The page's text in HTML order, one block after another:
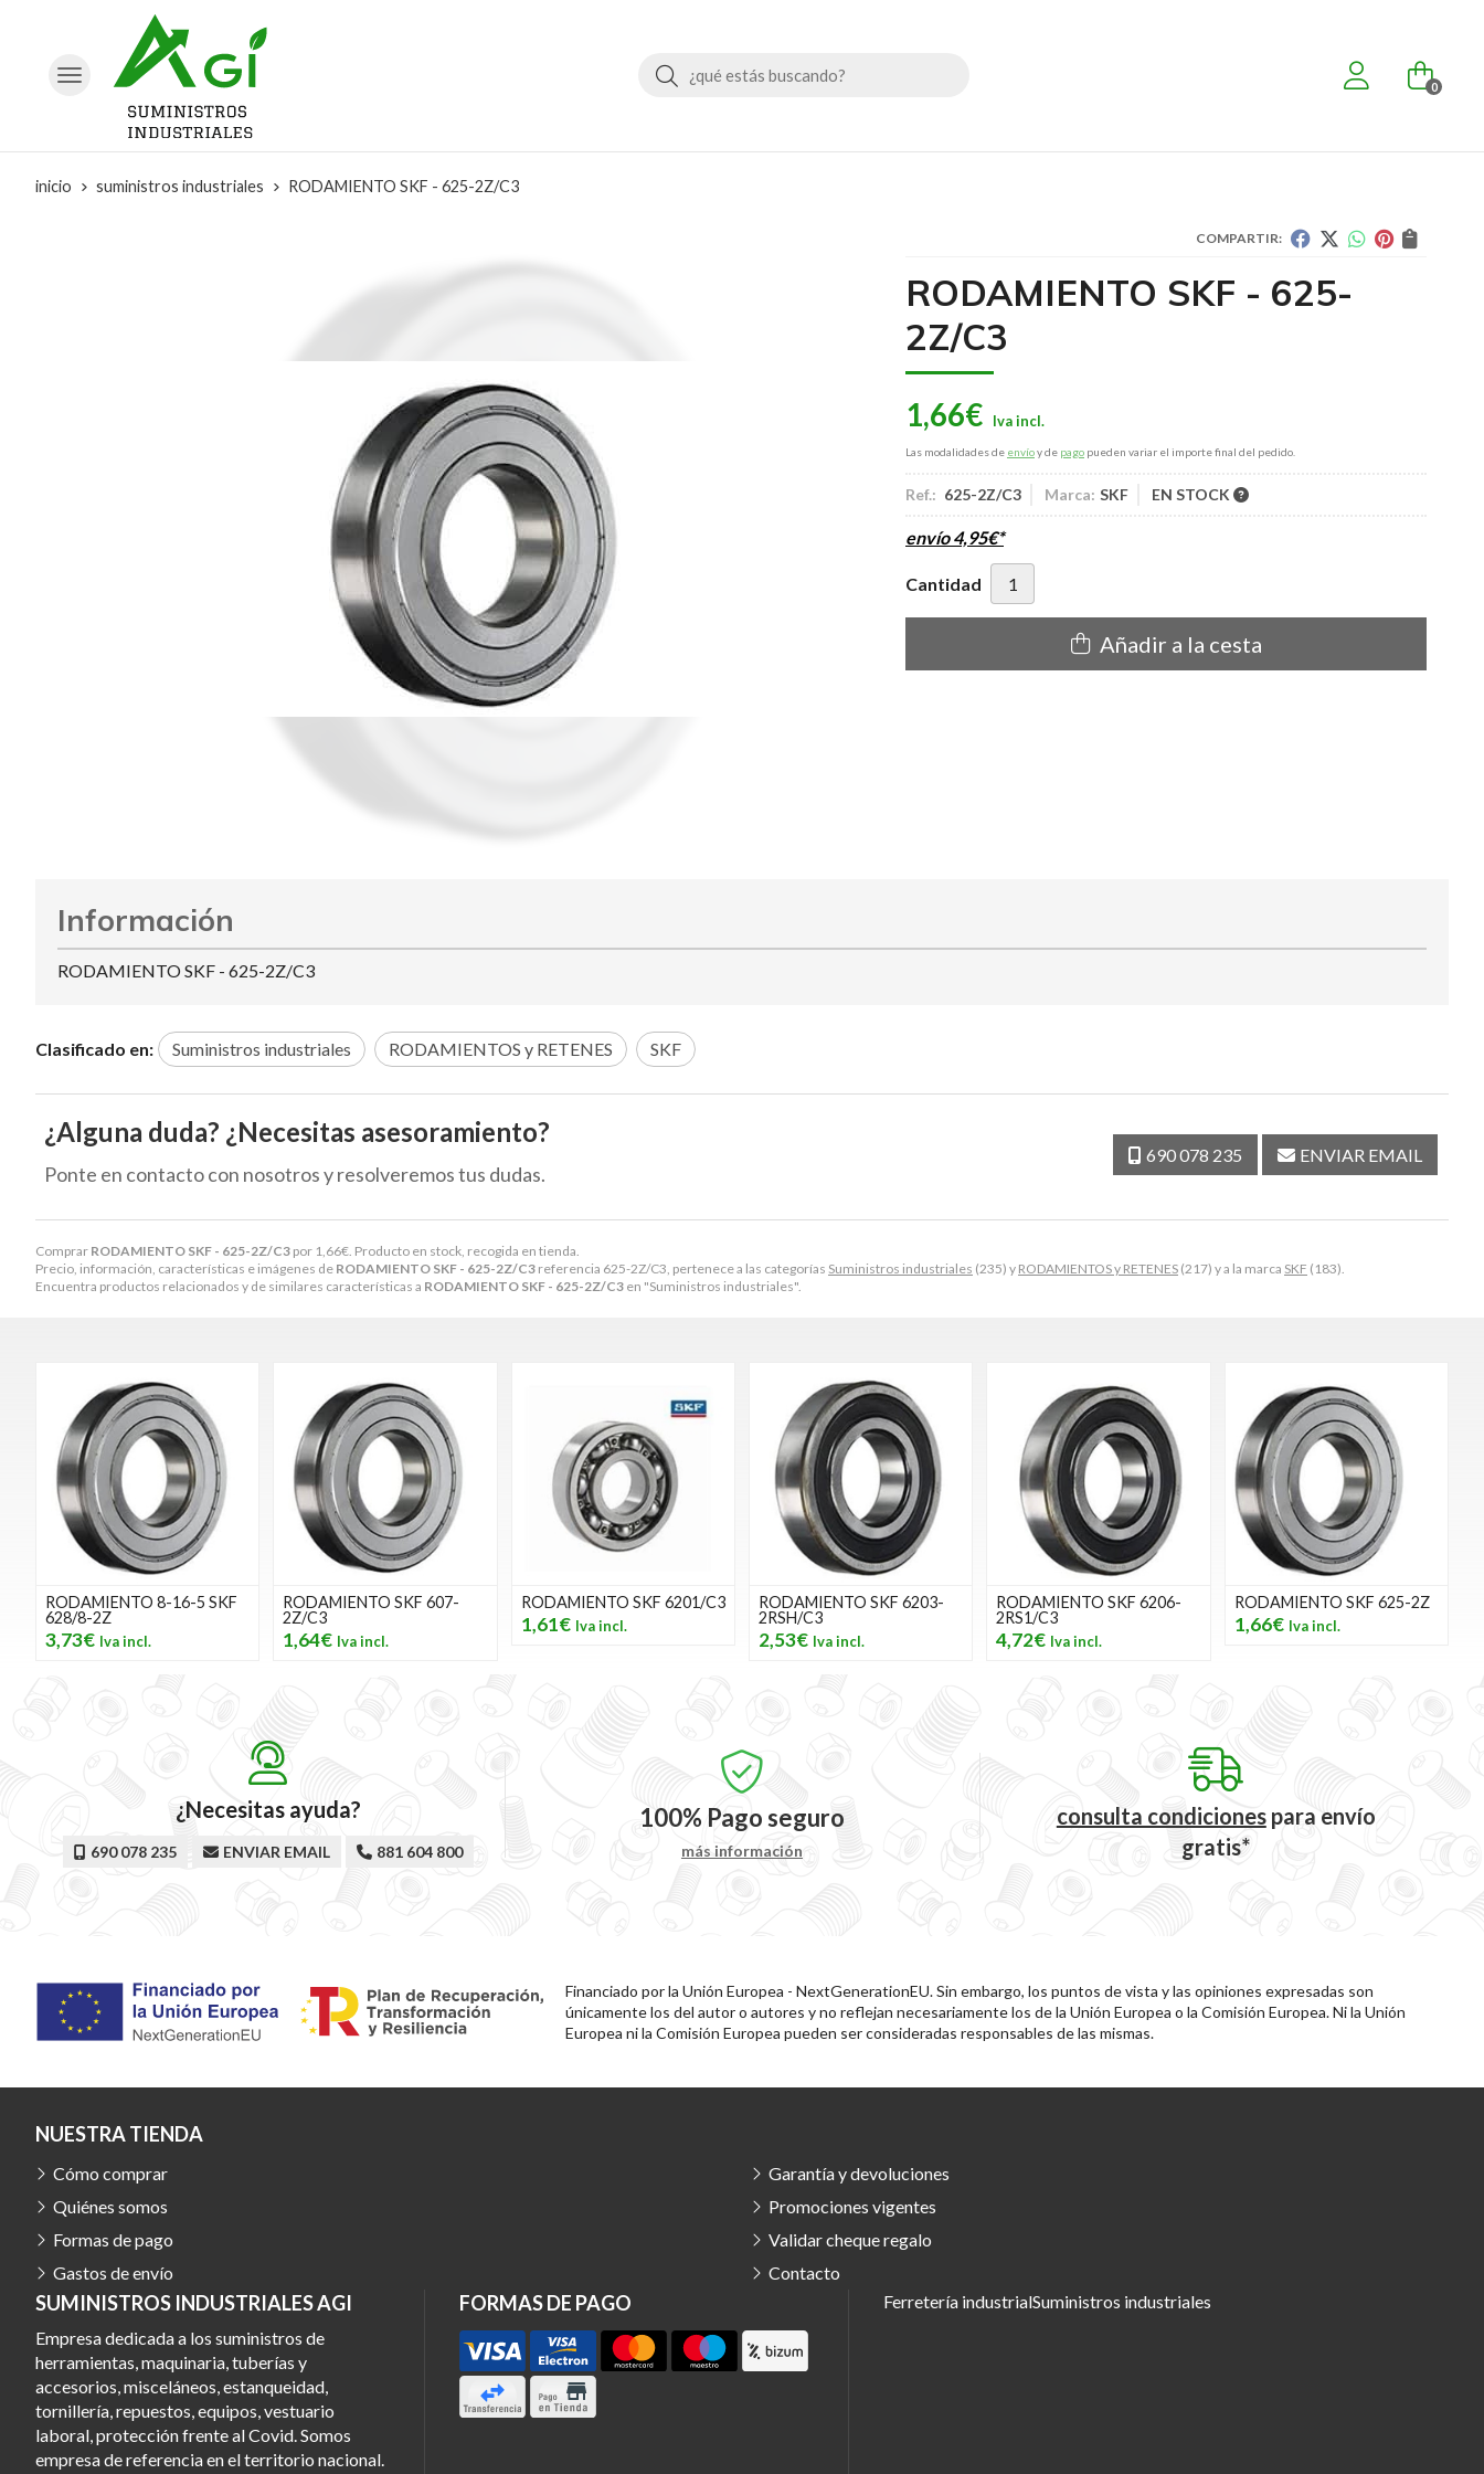
Buscar 0
inicio suministros industriales RODAMIENTO SKF - 625-2Z/C3
COMPARTIR:
RODAMIENTO SKF - 625-
2Z/C3
1,66€
Las modalidades de envíoy de pago pueden variar el importe final del pedido.
Ref.: 625-2Z/C3 Marca: SKF EN STOCK
envío4,95€*
Cantidad
Añadir a la cesta
Comprar RODAMIENTO SKF - 625-2Z/C3 por 1,66€ . Producto en stock, recogida en tienda.
Precio, información, características e imágenes de RODAMIENTO SKF - 625-2Z/C3 referencia 625-2Z/C3, pertenece a las categorías Suministros industriales (235) y RODAMIENTOS y RETENES (217) y a la marca SKF (183).
Encuentra productos relacionados y de similares características a RODAMIENTO SKF - 625-2Z/C3 en "Suministros industriales".
Información
RODAMIENTO SKF - 625-2Z/C3
Clasificado en: Suministros industriales RODAMIENTOS y RETENES SKF
¿Alguna duda? ¿Necesitas asesoramiento?
Ponte en contacto con nosotros y resolveremos tus dudas.
690 078 235 ENVIAR EMAIL
RODAMIENTO 8-16-5 SKF
628/8-2Z
3,73€
RODAMIENTO SKF 607-
2Z/C3
1,64€
RODAMIENTO SKF 6201/C3
1,61€
RODAMIENTO SKF 6203-
2RSH/C3
2,53€
RODAMIENTO SKF 6206-
2RS1/C3
4,72€
RODAMIENTO SKF 625-2Z
1,66€
¿Necesitas ayuda?
690 078 235 ENVIAR EMAIL 881 604 800
100% Pago seguro
más información
consulta condicionespara envío
gratis*
Financiado por la Unión Europea - NextGenerationEU. Sin embargo, los puntos de vista y las opiniones expresadas son
únicamente los del autor o autores y no reflejan necesariamente los de la Unión Europea o la Comisión Europea. Ni la Unión
Europea ni la Comisión Europea pueden ser consideradas responsables de las mismas.
SUMINISTROS INDUSTRIALES AGI
Empresa dedicada a los suministros de
herramientas, maquinaria, tuberías y
accesorios, misceláneos, estanqueidad,
tornillería, repuestos, equipos, vestuario
laboral, protección frente al Covid. Somos
empresa de referencia en el territorio nacional.
FORMAS DE PAGO
NUESTRA TIENDA
Cómo comprar
Quiénes somos
Formas de pago
Gastos de envío
Garantía y devoluciones
Promociones vigentes
Validar cheque regalo
Contacto
Ferretería industrialSuministros industriales